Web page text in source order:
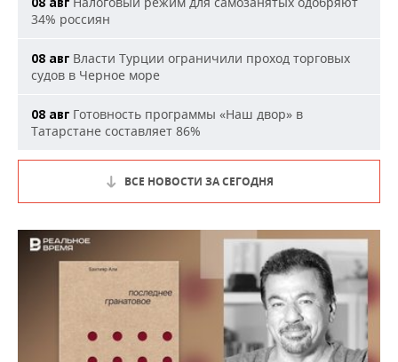
34% россиян
08 авг Власти Турции ограничили проход торговых
судов в Черное море
08 авг Готовность программы «Наш двор» в
Татарстане составляет 86%
ВСЕ НОВОСТИ ЗА СЕГОДНЯ